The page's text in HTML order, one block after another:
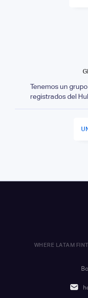
Tenemos un
registrados del
WHERE LATAM